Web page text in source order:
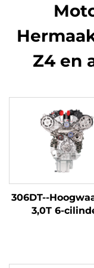
Z4 en
306DT--
3,0T 6-
Land Rover